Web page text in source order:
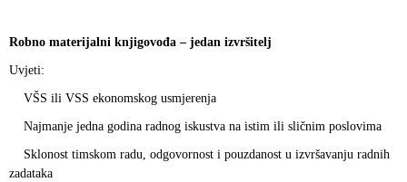
Robno materijalni knjigovođa – jedan izvršitelj
Uvjeti:
VŠS ili VSS ekonomskog usmjerenja
Najmanje jedna godina radnog iskustva na istim ili sličnim poslovima
Sklonost timskom radu, odgovornost i pouzdanost u izvršavanju radnih
zadataka